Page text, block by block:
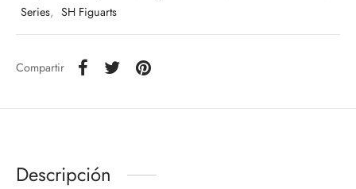
Series, SH Figuarts
Compartir
Descripción